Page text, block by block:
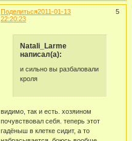
Поделиться 5
2011-01-13
22:20:23
Natali_Larme
написал(а):
и сильно вы разбаловали
кроля
видимо, так и есть. хозяином
почувствовал себя. теперь этот
гадёныш в клетке сидит, а то